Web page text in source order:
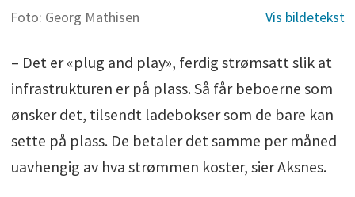
Foto: Georg Mathisen
– Det er «plug and play», ferdig strømsatt slik at
infrastrukturen er på plass. Så får beboerne som
ønsker det, tilsendt ladebokser som de bare kan
sette på plass. De betaler det samme per måned
uavhengig av hva strømmen koster, sier Aksnes.